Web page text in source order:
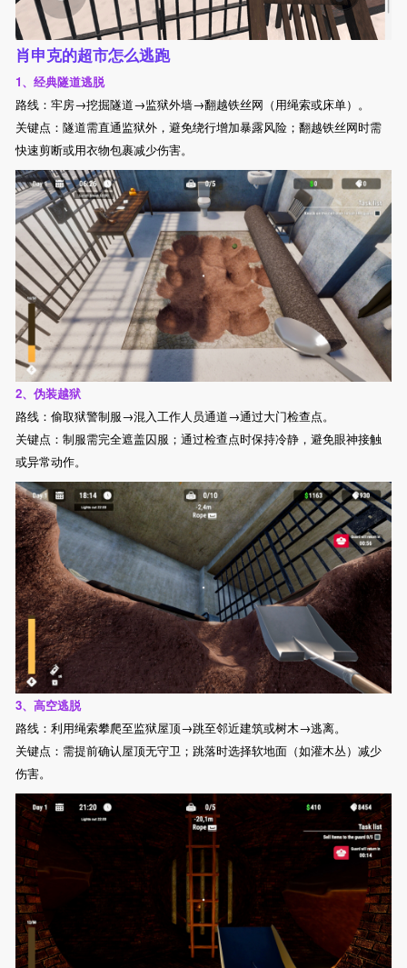
肖申克的超市怎么逃跑
1、经典隧道逃脱
路线：牢房→挖掘隧道→监狱外墙→翻越铁丝网（用绳索或床单）。
关键点：隧道需直通监狱外，避免绕行增加暴露风险；翻越铁丝网时需
快速剪断或用衣物包裹减少伤害。
2、伪装越狱
路线：偷取狱警制服→混入工作人员通道→通过大门检查点。
关键点：制服需完全遮盖囚服；通过检查点时保持冷静，避免眼神接触
或异常动作。
3、高空逃脱
路线：利用绳索攀爬至监狱屋顶→跳至邻近建筑或树木→逃离。
关键点：需提前确认屋顶无守卫；跳落时选择软地面（如灌木丛）减少
伤害。